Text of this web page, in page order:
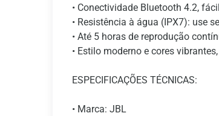
• Conectividade Bluetooth 4.2,
• Resistência à água (IPX7): use
• Até 5 horas de reprodução
• Estilo moderno e cores
ESPECIFICAÇÕES TÉCNICAS:
• Marca: JBL